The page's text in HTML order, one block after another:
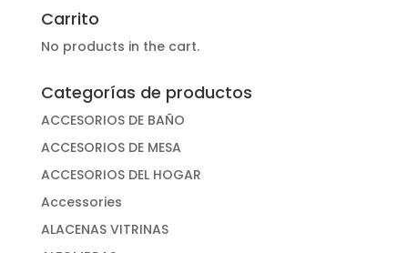
Carrito
No products in the cart.
Categorías de productos
ACCESORIOS DE BAÑO
ACCESORIOS DE MESA
ACCESORIOS DEL HOGAR
Accessories
ALACENAS VITRINAS